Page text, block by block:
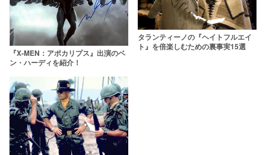
『X-MEN：アポカリプス』出演のベ
ン・ハーディを紹介！
タランティーノの『ヘイトフルエイ
ト』を倍楽しむための裏事実15選